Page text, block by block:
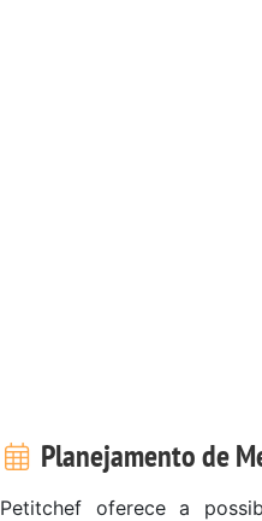
Planejamento de
Petitchef oferece a